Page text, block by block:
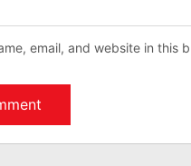
email, and website in this